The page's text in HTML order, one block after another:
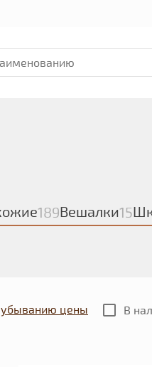
189Вешалки15
убыванию цены В